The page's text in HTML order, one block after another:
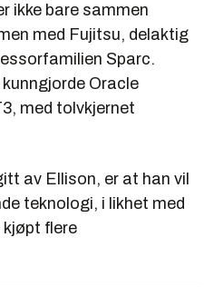
ikke bare sammen
med Fujitsu, delaktig
Sparc.
Oracle
med tolvkjernet
av Ellison, er at han vil
teknologi, i likhet med
kjøpt flere